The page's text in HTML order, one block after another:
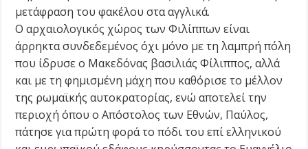
μετάφραση του φακέλου στα αγγλικά.
Ο αρχαιολογικός χώρος των Φιλίππων είναι
άρρηκτα συνδεδεμένος όχι μόνο με τη λαμπρή πόλη
που ίδρυσε ο Μακεδόνας βασιλιάς Φίλιππος, αλλά
και με τη φημισμένη μάχη που καθόρισε το μέλλον
της ρωμαϊκής αυτοκρατορίας, ενώ αποτελεί την
περιοχή όπου ο Απόστολος των Εθνών, Παύλος,
πάτησε για πρώτη φορά το πόδι του επί ελληνικού